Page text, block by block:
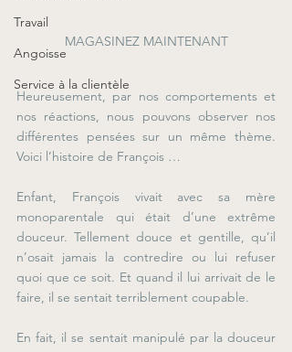
Travail
Angoisse
Service à la clientèle
MAGASINEZ MAINTENANT
Heureusement, par nos comportements et
nos réactions, nous pouvons observer nos
différentes pensées sur un même thème.
Voici l’histoire de François …
Enfant, François vivait avec sa mère
monoparentale qui était d’une extrême
douceur. Tellement douce et gentille, qu’il
n’osait jamais la contredire ou lui refuser
quoi que ce soit. Et quand il lui arrivait de le
faire, il se sentait terriblement coupable.
En fait, il se sentait manipulé par la douceur